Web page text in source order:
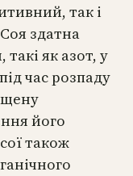
так і
здатна
як азот, у
час розпаду
його
також